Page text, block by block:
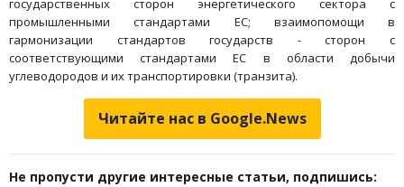
государственных сторон энергетического сектора с
промышленными стандартами ЕС; взаимопомощи в
гармонизации стандартов государств - сторон с
соответствующими стандартами ЕС в области добычи
углеводородов и их транспортировки (транзита).
Читайте нас в Google.News
Не пропусти другие интересные статьи, подпишись: